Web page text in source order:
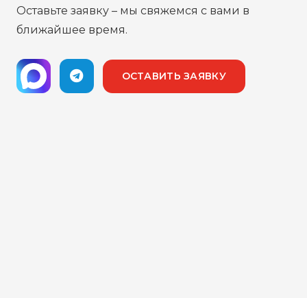
Оставьте заявку – мы свяжемся с вами в
ближайшее время.
ОСТАВИТЬ ЗАЯВКУ